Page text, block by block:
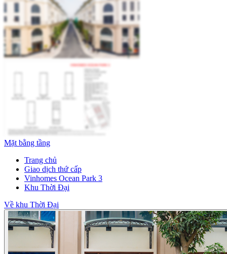
Mặt bằng tầng
Trang chủ
Giao dịch thứ cấp
Vinhomes Ocean Park 3
Khu Thời Đại
Về khu Thời Đại